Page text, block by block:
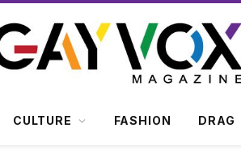
CULTURE FASHION DRAG